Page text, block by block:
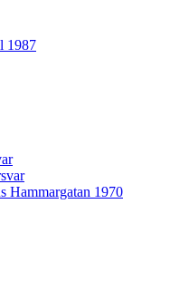
1987
Hammargatan 1970